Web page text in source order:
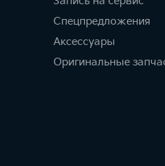
Спецпредложения
Аксессуары
Оригинальные